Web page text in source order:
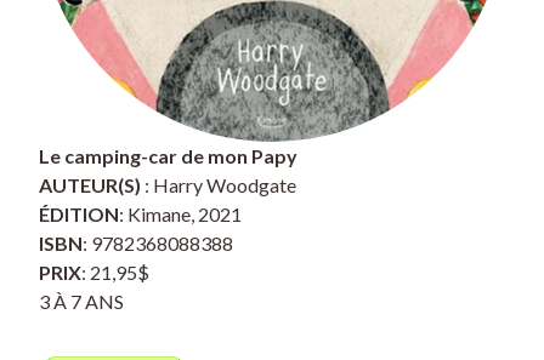
Le camping-car de mon Papy
AUTEUR(S) : Harry Woodgate
ÉDITION: Kimane, 2021
ISBN: 9782368088388
PRIX: 21,95$
3 À 7 ANS